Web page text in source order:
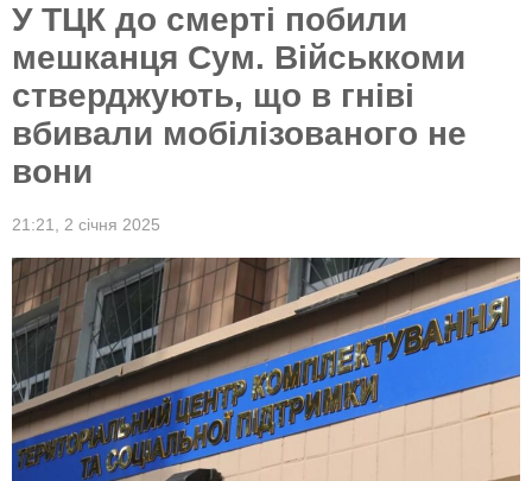
У ТЦК до смерті побили
мешканця Сум. Військкоми
стверджують, що в гніві
вбивали мобілізованого не
вони
21:21, 2 січня 2025